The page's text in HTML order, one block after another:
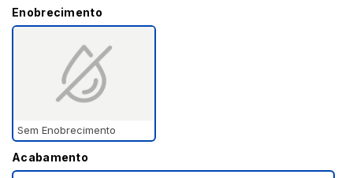
Enobrecimento
Sem Enobrecimento
Acabamento